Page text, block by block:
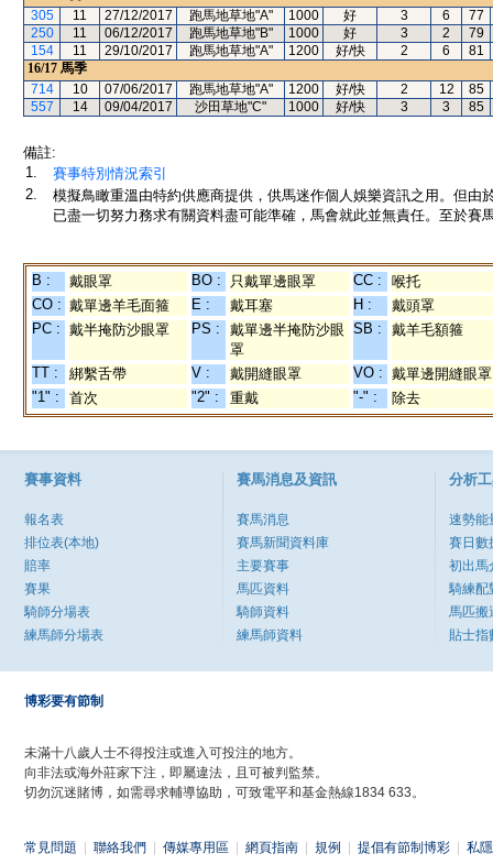
305
11 27/12/2017 跑馬地草地"A" 1000 好 3 6
77
250
11 06/12/2017 跑馬地草地"B" 1000 好 3 2
79
154
11 29/10/2017 跑馬地草地"A" 1200 好/快 2 6
81
16/17 馬季
714
10 07/06/2017 跑馬地草地"A" 1200 好/快 2 12
85
557
14 09/04/2017 沙田草地"C" 1000 好/快 3 3 85
備註:
1.
賽事特別情況索引
2.
模擬鳥瞰重溫由特約供應商提供，供馬迷作個人娛樂資訊之用。但
已盡一切努力務求有關資料盡可能準確，馬會就此並無責任。至於賽
B : 戴眼罩 BO : 只戴單邊眼罩 CC :
喉托
CO : 戴單邊羊毛面箍 E : 戴耳塞 H :
戴頭罩
PC : 戴半掩防沙眼罩 PS :
戴單邊半掩防沙眼
罩
SB : 戴羊毛額箍
TT : 綁繫舌帶 V : 戴開縫眼罩 VO : 戴單邊開縫眼罩
"1" :
首次 "2" : 重戴 "-" : 除去
賽事資料
報名表
排位表(本地)
賠率
賽果
騎師分場表
練馬師分場表
賽馬消息及資訊
賽馬消息
賽馬新聞資料庫
主要賽事
馬匹資料
騎師資料
練馬師資料
分析
速勢能
賽日數
初出馬
騎練配
馬匹搬
貼士指
博彩要有節制
未滿十八歲人士不得投注或進入可投注的地方。
向非法或海外莊家下注，即屬違法，且可被判監禁。
切勿沉迷賭博，如需尋求輔導協助，可致電平和基金熱線1834 633。
常見問題 聯絡我們 傳媒專用區 網頁指南 規例 提倡有節制博彩 私